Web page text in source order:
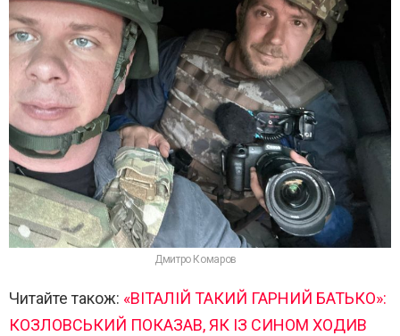
Дмитро Комаров
Читайте також: «ВІТАЛІЙ ТАКИЙ ГАРНИЙ БАТЬКО»:
КОЗЛОВСЬКИЙ ПОКАЗАВ, ЯК ІЗ СИНОМ ХОДИВ